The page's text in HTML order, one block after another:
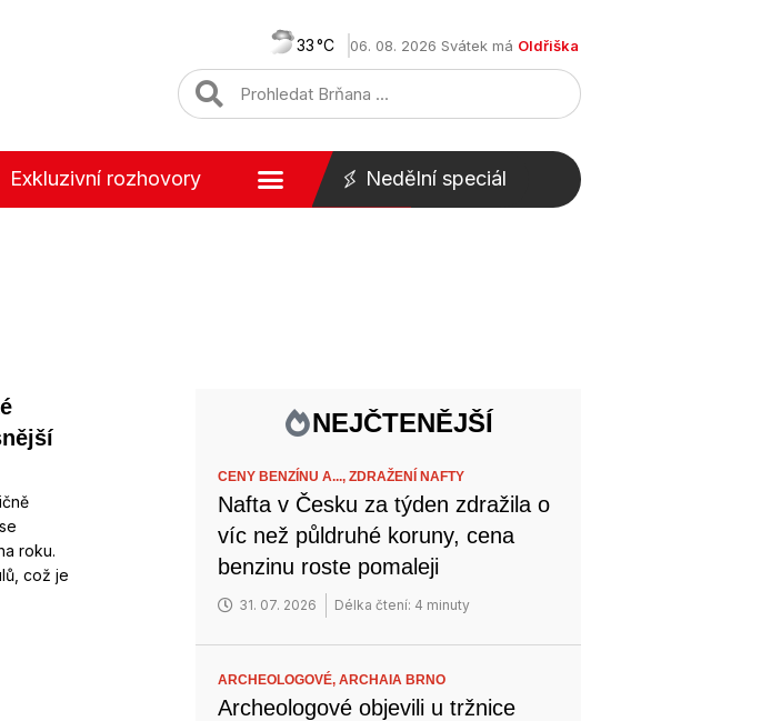
33 06. 08. 2026 Svátek má Oldřiška
Exkluzivní rozhovory Nedělní speciál
roku.
což je
NEJČTENĚJŠÍ
CENY BENZÍNU A...,ZDRAŽENÍ NAFTY
Nafta v Česku za týden zdražila o
víc než půldruhé koruny, cena
benzinu roste pomaleji
31. 07. 2026 Délka čtení: 4 minuty
ARCHEOLOGOVÉ,ARCHAIA BRNO
Archeologové objevili u tržnice